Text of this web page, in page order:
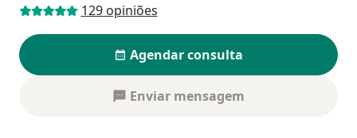
129 opiniões
Agendar consulta
Enviar mensagem